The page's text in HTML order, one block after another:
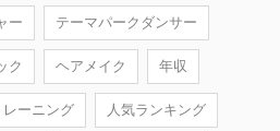
ー テーマパークダンサー
ク ヘアメイク 年収
レーニング 人気ランキング